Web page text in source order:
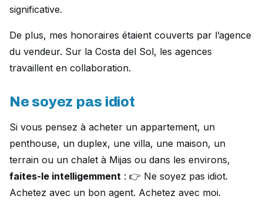
significative.
De plus, mes honoraires étaient couverts par l’agence
du vendeur. Sur la Costa del Sol, les agences
travaillent en collaboration.
Ne soyez pas idiot
Si vous pensez à acheter un appartement, un
penthouse, un duplex, une villa, une maison, un
terrain ou un chalet à Mijas ou dans les environs,
faites-le intelligemment : 👉 Ne soyez pas idiot.
Achetez avec un bon agent. Achetez avec moi.